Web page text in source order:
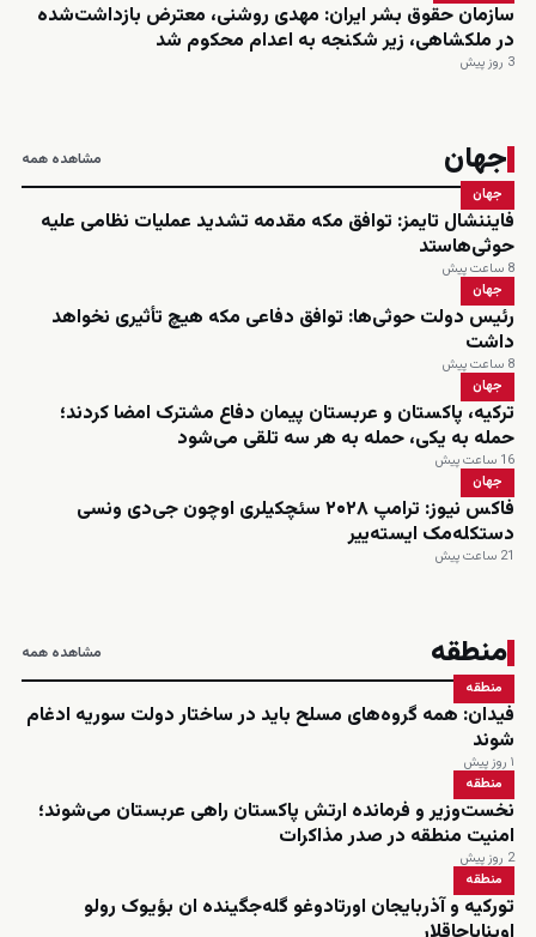
سازمان حقوق بشر ایران: مهدی روشنی، معترض بازداشت‌شده
در ملکشاهی، زیر شکنجه به اعدام محکوم شد
3 روز پیش
جهان مشاهده همه
جهان
فایننشال تایمز: توافق مکه مقدمه تشدید عملیات نظامی علیه
حوثی‌هاستد
8 ساعت پیش
جهان
رئیس دولت حوثی‌ها: توافق دفاعی مکه هیچ تأثیری نخواهد
داشت
8 ساعت پیش
جهان
ترکیه، پاکستان و عربستان پیمان دفاع مشترک امضا کردند؛
حمله به یکی، حمله به هر سه تلقی می‌شود
16 ساعت پیش
جهان
فاکس نیوز: ترامپ ۲۰۲۸ سئچکیلری اوچون جی‌دی ونسی
دستکله‌مک ایسته‌ییر
21 ساعت پیش
منطقه مشاهده همه
منطقه
فیدان: همه گروه‌های مسلح باید در ساختار دولت سوریه ادغام
شوند
۱ روز پیش
منطقه
نخست‌وزیر و فرمانده ارتش پاکستان راهی عربستان می‌شوند؛
امنیت منطقه در صدر مذاکرات
2 روز پیش
منطقه
تورکیه و آذربایجان اورتادوغو گله‌جگینده ان بؤیوک رولو